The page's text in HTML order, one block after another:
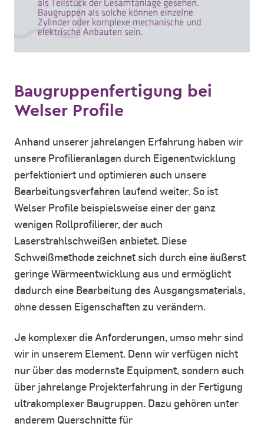
Baugruppenfertigung bei
Welser Profile
Anhand unserer jahrelangen Erfahrung haben wir
unsere Profilieranlagen durch Eigenentwicklung
perfektioniert und optimieren auch unsere
Bearbeitungsverfahren laufend weiter. So ist
Welser Profile beispielsweise einer der ganz
wenigen Rollprofilierer, der auch
Laserstrahlschweißen anbietet. Diese
Schweißmethode zeichnet sich durch eine äußerst
geringe Wärmeentwicklung aus und ermöglicht
dadurch eine Bearbeitung des Ausgangsmaterials,
ohne dessen Eigenschaften zu verändern.
Je komplexer die Anforderungen, umso mehr sind
wir in unserem Element. Denn wir verfügen nicht
nur über das modernste Equipment, sondern auch
über jahrelange Projekterfahrung in der Fertigung
ultrakomplexer Baugruppen. Dazu gehören unter
anderem Querschnitte für